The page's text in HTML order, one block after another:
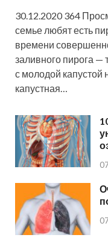
30.12.2020 364
семье любят есть
времени
заливного пирога —
с молодой капустой
капустная…